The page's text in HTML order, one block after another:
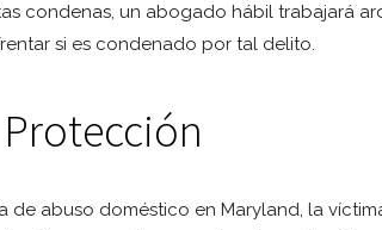
condenas, un abogado hábil trabajará
si es condenado por tal delito.
de abuso doméstico en Maryland, la